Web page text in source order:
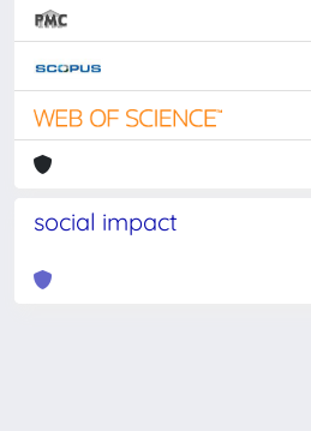
social impact